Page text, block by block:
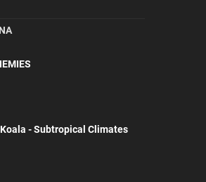
- Subtropical Climates